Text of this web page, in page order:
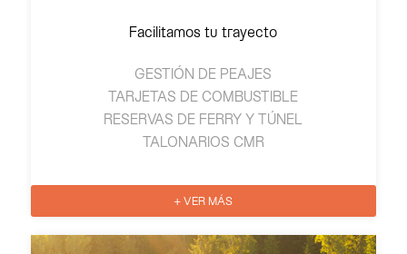
Facilitamos tu trayecto
GESTIÓN DE PEAJES
TARJETAS DE COMBUSTIBLE
RESERVAS DE FERRY Y TÚNEL
TALONARIOS CMR
+ VER MÁS